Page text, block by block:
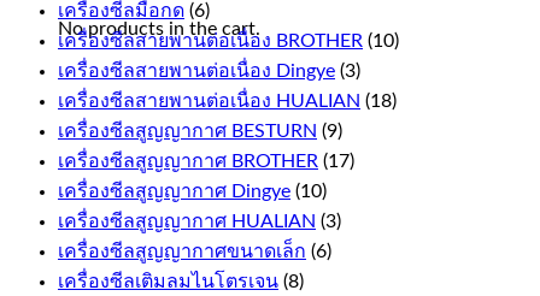
No products in the cart.
เครื่องซีลมือกด (6)
เครื่องซีลสายพานต่อเนื่อง BROTHER (10)
เครื่องซีลสายพานต่อเนื่อง Dingye (3)
เครื่องซีลสายพานต่อเนื่อง HUALIAN (18)
เครื่องซีลสูญญากาศ BESTURN (9)
เครื่องซีลสูญญากาศ BROTHER (17)
เครื่องซีลสูญญากาศ Dingye (10)
เครื่องซีลสูญญากาศ HUALIAN (3)
เครื่องซีลสูญญากาศขนาดเล็ก (6)
เครื่องซีลเติมลมไนโตรเจน (8)